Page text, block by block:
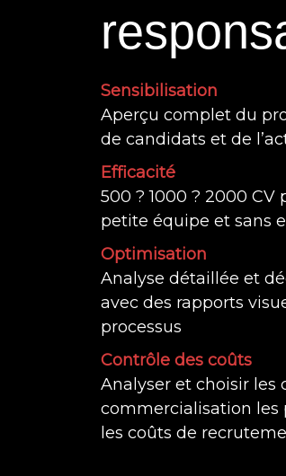
Sensibilisation
Aperçu complet du
de candidats et de
Efficacité
500 ? 1000 ? 2000
petite équipe et sans
Optimisation
Analyse détaillée et
avec des rapports
processus
Contrôle des coûts
Analyser et choisir les
commercialisation les
les coûts de